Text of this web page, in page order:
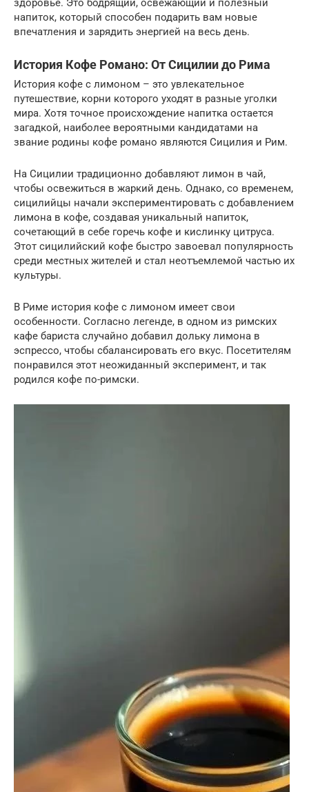
здоровье. Это бодрящий, освежающий и полезный
напиток, который способен подарить вам новые
впечатления и зарядить энергией на весь день.
История Кофе Романо: От Сицилии до Рима
История кофе с лимоном – это увлекательное
путешествие, корни которого уходят в разные уголки
мира. Хотя точное происхождение напитка остается
загадкой, наиболее вероятными кандидатами на
звание родины кофе романо являются Сицилия и Рим.
На Сицилии традиционно добавляют лимон в чай,
чтобы освежиться в жаркий день. Однако, со временем,
сицилийцы начали экспериментировать с добавлением
лимона в кофе, создавая уникальный напиток,
сочетающий в себе горечь кофе и кислинку цитруса.
Этот сицилийский кофе быстро завоевал популярность
среди местных жителей и стал неотъемлемой частью их
культуры.
В Риме история кофе с лимоном имеет свои
особенности. Согласно легенде, в одном из римских
кафе бариста случайно добавил дольку лимона в
эспрессо, чтобы сбалансировать его вкус. Посетителям
понравился этот неожиданный эксперимент, и так
родился кофе по-римски.